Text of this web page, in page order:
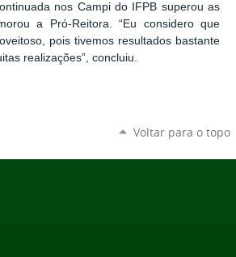
nos Campi do IFPB superou as
a Pró-Reitora. “Eu considero que
pois tivemos resultados bastante
realizações”, concluiu.
Voltar para o topo